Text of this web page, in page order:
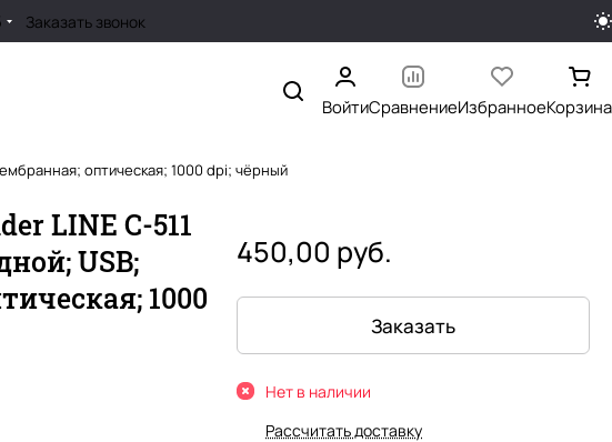
Заказать звонок
ВойтиСравнениеИзбранноеКорзина
оптическая; 1000 dpi; чёрный
LINE C-511
USB;
1000
450,00 руб.
Заказать
Нет в наличии
Рассчитать доставку